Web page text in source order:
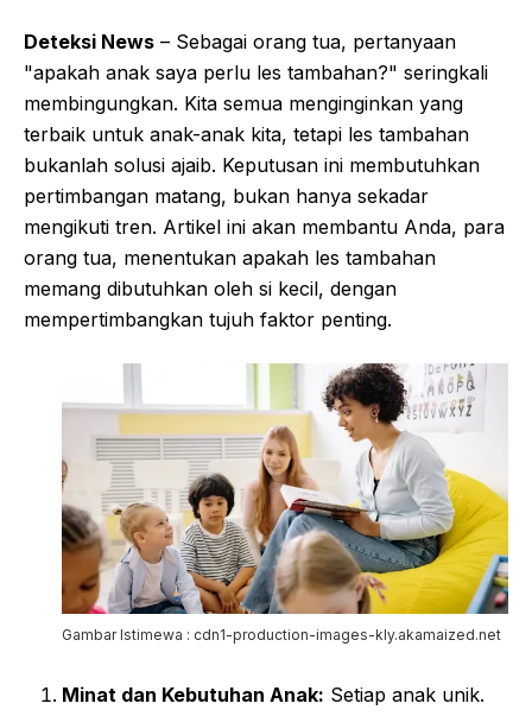
Deteksi News – Sebagai orang tua, pertanyaan
"apakah anak saya perlu les tambahan?" seringkali
membingungkan. Kita semua menginginkan yang
terbaik untuk anak-anak kita, tetapi les tambahan
bukanlah solusi ajaib. Keputusan ini membutuhkan
pertimbangan matang, bukan hanya sekadar
mengikuti tren. Artikel ini akan membantu Anda, para
orang tua, menentukan apakah les tambahan
memang dibutuhkan oleh si kecil, dengan
mempertimbangkan tujuh faktor penting.
Gambar Istimewa : cdn1-production-images-kly.akamaized.net
Minat dan Kebutuhan Anak: Setiap anak unik.